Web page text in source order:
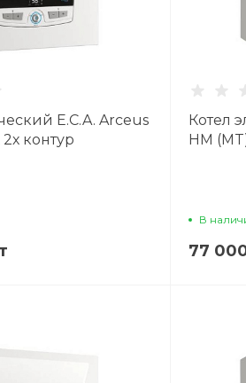
E.C.A. Arceus
2х контур
Котел
HM
В
77